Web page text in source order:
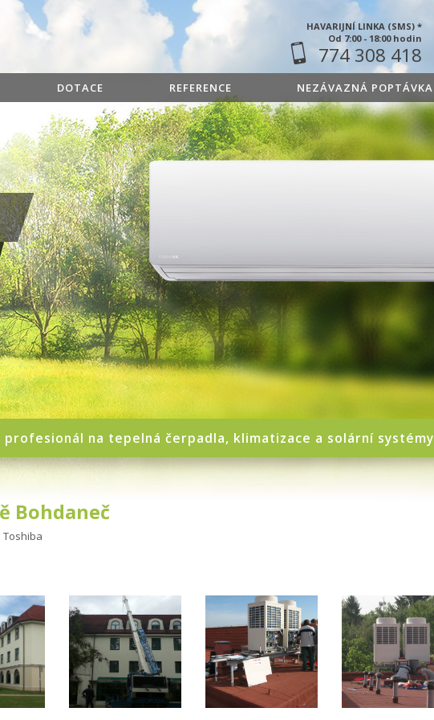
HAVARIJNÍ LINKA (SMS) *
Od 7:00 - 18:00 hodin
774 308 418
DOTACE REFERENCE NEZÁVAZNÁ POPTÁVKA
profesionál na tepelná čerpadla, klimatizace a solární systémy
Bohdaneč
Toshiba